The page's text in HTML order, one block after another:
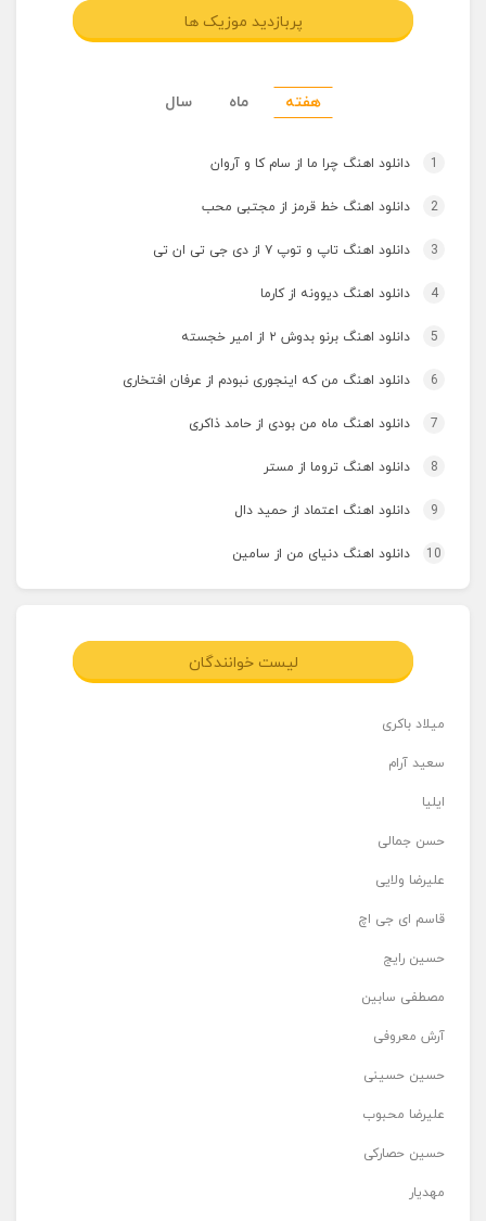
پربازدید موزیک ها
هفته ماه سال
1 دانلود اهنگ چرا ما از سام کا و آروان
2 دانلود اهنگ خط قرمز از مجتبی محب
3 دانلود اهنگ تاپ و توپ ۷ از دی جی تی ان تی
4 دانلود اهنگ دیوونه از کارما
5 دانلود اهنگ برنو بدوش ۲ از امیر خجسته
6 دانلود اهنگ من که اینجوری نبودم از عرفان افتخاری
7 دانلود اهنگ ماه من بودی از حامد ذاکری
8 دانلود اهنگ تروما از مستر
9 دانلود اهنگ اعتماد از حمید دال
10 دانلود اهنگ دنیای من از سامین
لیست خوانندگان
میلاد باکری
سعید آرام
ایلیا
حسن جمالی
علیرضا ولایی
قاسم ای جی اچ
حسین رایج
مصطفی سابین
آرش معروفی
حسین حسینی
علیرضا محبوب
حسین حصارکی
مهدیار